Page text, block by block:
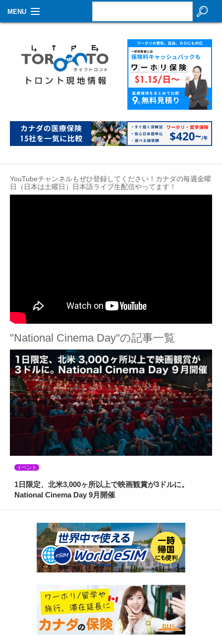
MENU
生活情報
その他
イベントカレンダー
About Us
YouTubeチャンネルもぜひ登録してください！カナダの毎週金曜
日（日本は土曜日）日本語ライブ生配信やってます！
"National Cinema Day"の記事一覧
イベント
1日限定、北米3,000ヶ所以上で映画観賞が3ドルに。
National Cinema Day 9月開催